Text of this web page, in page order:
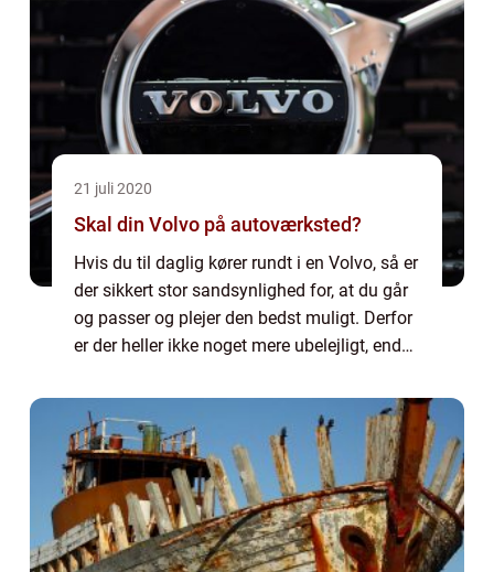
21 juli 2020
Skal din Volvo på autoværksted?
Hvis du til daglig kører rundt i en Volvo, så er
der sikkert stor sandsynlighed for, at du går
og passer og plejer den bedst muligt. Derfor
er der heller ikke noget mere ubelejligt, end